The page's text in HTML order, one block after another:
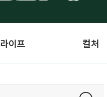
라이프 컬처